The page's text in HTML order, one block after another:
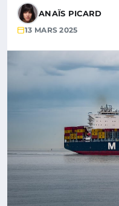
ANAÏS PICARD
13 MARS 2025